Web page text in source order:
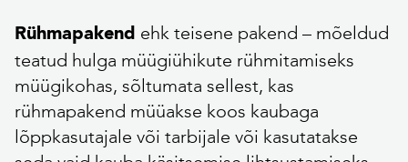
Rühmapakend ehk teisene pakend – mõeldud
teatud hulga müügiühikute rühmitamiseks
müügikohas, sõltumata sellest, kas
rühmapakend müüakse koos kaubaga
lõppkasutajale või tarbijale või kasutatakse